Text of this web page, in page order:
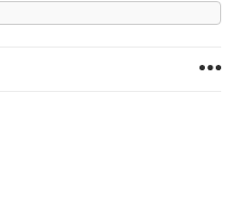
FACEBOOK